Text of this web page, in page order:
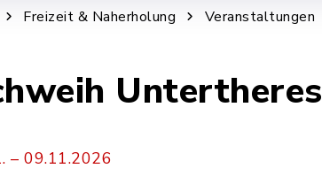
Freizeit & Naherholung Veranstaltungen
Untertheres
– 09.11.2026